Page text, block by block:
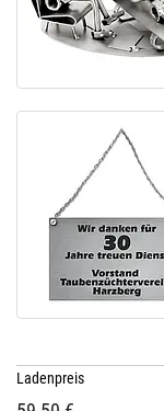
Ladenpreis